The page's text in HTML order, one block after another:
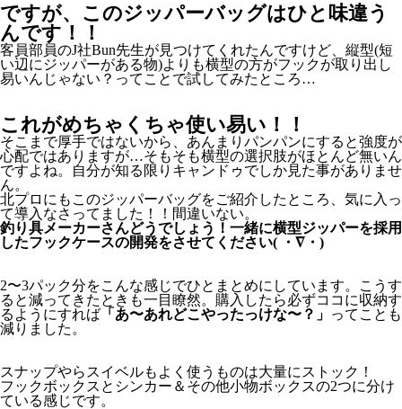
ですが、このジッパーバッグはひと味違う
んです！！
客員部員のJ社Bun先生が見つけてくれたんですけど、縦型(短
い辺にジッパーがある物)よりも横型の方がフックが取り出し
易いんじゃない？ってことで試してみたところ…
これがめちゃくちゃ使い易い！！
そこまで厚手ではないから、あんまりパンパンにすると強度が
心配ではありますが…そもそも横型の選択肢がほとんど無いん
ですよね。自分が知る限りキャンドゥでしか見た事がありませ
ん。
北プロにもこのジッパーバッグをご紹介したところ、気に入っ
て導入なさってました！！間違いない。
釣り具メーカーさんどうでしょう！一緒に横型ジッパーを採用
したフックケースの開発をさせてください( ・∇・)
2〜3パック分をこんな感じでひとまとめにしています。こうす
ると減ってきたときも一目瞭然。購入したら必ずココに収納す
るようにすれば 「あ〜あれどこやったっけな〜？」 ってことも
減りました。
スナップやらスイベルもよく使うものは大量にストック！
フックボックスとシンカー＆その他小物ボックスの2つに分け
ている感じです。